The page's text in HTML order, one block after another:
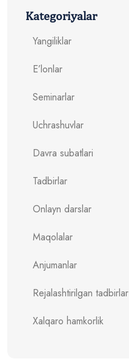
Kategoriyalar
Yangiliklar
E’lonlar
Seminarlar
Uchrashuvlar
Davra subatlari
Tadbirlar
Onlayn darslar
Maqolalar
Anjumanlar
Rejalashtirilgan tadbirlar
Xalqaro hamkorlik